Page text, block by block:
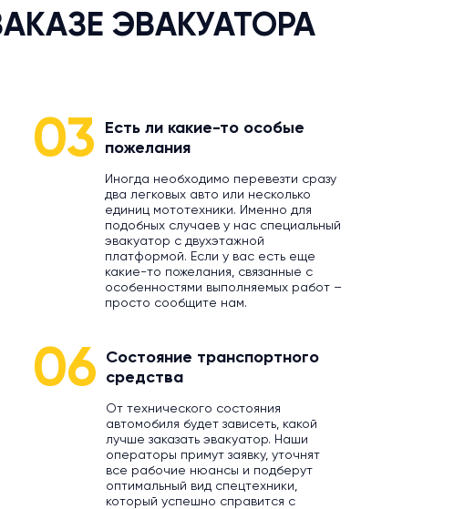
ЭВАКУАТОРА
03
Есть ли какие-то особые
пожелания
Иногда необходимо перевезти сразу
два легковых авто или несколько
единиц мототехники. Именно для
подобных случаев у нас специальный
эвакуатор с двухэтажной
платформой. Если у вас есть еще
какие-то пожелания, связанные с
особенностями выполняемых работ –
просто сообщите нам.
06
Состояние транспортного
средства
От технического состояния
автомобиля будет зависеть, какой
лучше заказать эвакуатор. Наши
операторы примут заявку, уточнят
все рабочие нюансы и подберут
оптимальный вид спецтехники,
который успешно справится с